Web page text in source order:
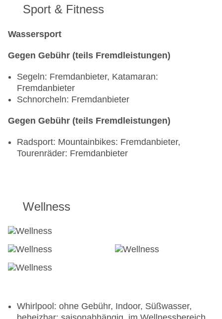
Café „Cafetería El Sitio“: ab 16 Jahre, 07:30 Uhr -
Sport & Fitness
Wassersport
Gegen Gebühr (teils Fremdleistungen)
Segeln: Fremdanbieter, Katamaran:
Fremdanbieter
Schnorcheln: Fremdanbieter
Gegen Gebühr (teils Fremdleistungen)
Radsport: Mountainbikes: Fremdanbieter,
Tourenräder: Fremdanbieter
Wellness
Whirlpool: ohne Gebühr, Indoor, Süßwasser,